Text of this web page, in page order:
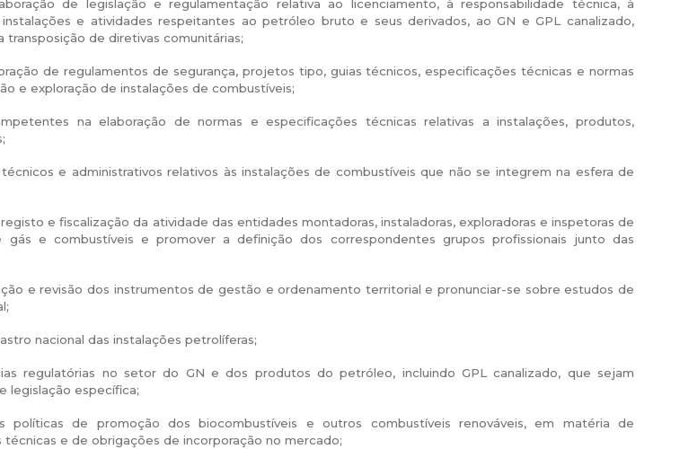
de legislação e regulamentação relativa ao licenciamento, à responsabilidade técnica, à
e atividades respeitantes ao petróleo bruto e seus derivados, ao GN e GPL canalizado,
de diretivas comunitárias;
de regulamentos de segurança, projetos tipo, guias técnicos, especificações técnicas e normas
e exploração de instalações de combustíveis;
na elaboração de normas e especificações técnicas relativas a instalações, produtos,
e administrativos relativos às instalações de combustíveis que não se integrem na esfera de
e fiscalização da atividade das entidades montadoras, instaladoras, exploradoras e inspetoras de
gás e combustíveis e promover a definição dos correspondentes grupos profissionais junto das
e revisão dos instrumentos de gestão e ordenamento territorial e pronunciar-se sobre estudos de
nacional das instalações petrolíferas;
regulatórias no setor do GN e dos produtos do petróleo, incluindo GPL canalizado, que sejam
legislação específica;
políticas de promoção dos biocombustíveis e outros combustíveis renováveis, em matéria de
e de obrigações de incorporação no mercado;